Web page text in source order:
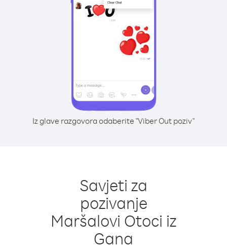
Iz glave razgovora odaberite "Viber Out poziv"
Savjeti za
pozivanje
Maršalovi Otoci iz
Gana